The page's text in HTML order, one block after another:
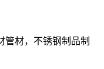
管材，不锈钢制品制